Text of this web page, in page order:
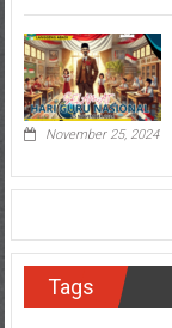
November 25, 2024
Tags